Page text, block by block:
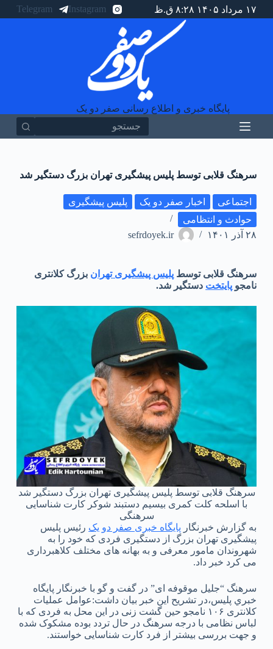
ا
۱۷ مرداد ۱۴۰۵ ۸:۲۸ ق.ظ Instagram
Telegram
پایگاه خبری و اطلاع رسانی صفر دو یک
سرهنگ قلابی توسط پلیس پیشگیری تهران بزرگ دستگیر شد
اجتماعی اخبار صفر دو یک
پلیس پیشگیری
حوادث و انتظامی
۲۸ آذر ۱۴۰۱
sefrdoyek.ir
سرهنگ قلابی توسط پلیس پیشگیری تهران بزرگ کلانتری
نامجو پایتخت دستگیر شد.
سرهنگ قلابی توسط پلیس پیشگیری تهران بزرگ دستگیر شد
با اسلحه کلت کمری بیسیم دستبند شوکر کارت شناسایی
سرهنگی
به گزارش خبرنگار پایگاه خبری صفر دو یک رئیس پلیس
پیشگیری تهران بزرگ از دستگیری فردی که خود را به
شهروندان مامور معرفی و به بهانه های مختلف کلاهبرداری
می کرد خبر داد.
سرهنگ “جلیل موقوفه ای” در گفت و گو با خبرنگار پايگاه
خبري پليس،در تشریح این خبر بیان داشت:عوامل عملیات
کلانتری ۱۰۶ نامجو حین گشت زنی در این محل به فردی که با
لباس نظامی با درجه سرهنگ در حال تردد بوده مشکوک شده
و جهت بررسی بیشتر از فرد کارت شناسایی خواستند.